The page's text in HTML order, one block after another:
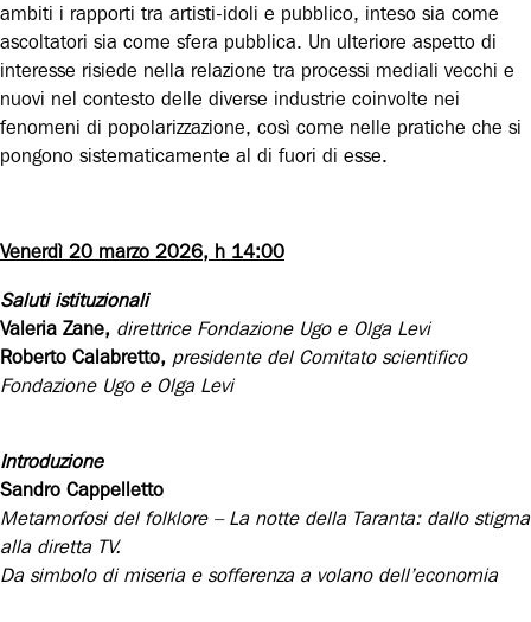
ambiti i rapporti tra artisti-idoli e pubblico, inteso sia come
ascoltatori sia come sfera pubblica. Un ulteriore aspetto di
interesse risiede nella relazione tra processi mediali vecchi e
nuovi nel contesto delle diverse industrie coinvolte nei
fenomeni di popolarizzazione, così come nelle pratiche che si
pongono sistematicamente al di fuori di esse.
Venerdì 20 marzo 2026, h 14:00
Saluti istituzionali
Valeria Zane, direttrice Fondazione Ugo e Olga Levi
Roberto Calabretto, presidente del Comitato scientifico
Fondazione Ugo e Olga Levi
Introduzione
Sandro Cappelletto
Metamorfosi del folklore – La notte della Taranta: dallo stigma
alla diretta TV.
Da simbolo di miseria e sofferenza a volano dell’economia